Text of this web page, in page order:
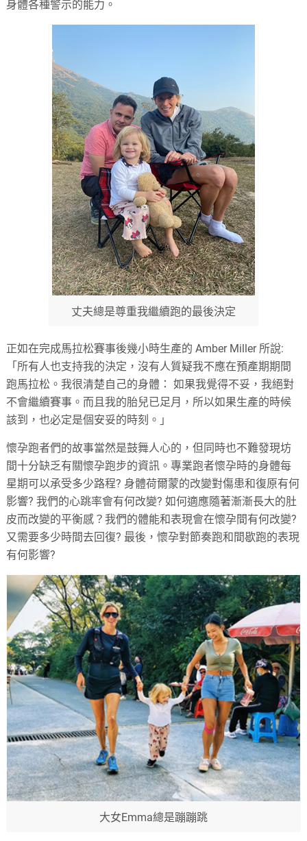
身體各種警示的能力。
丈夫總是尊重我繼續跑的最後決定
正如在完成馬拉松賽事後幾小時生產的 Amber Miller 所說:
「所有人也支持我的決定，沒有人質疑我不應在預產期期間
跑馬拉松。我很清楚自己的身體： 如果我覺得不妥，我絕對
不會繼續賽事。而且我的胎兒已足月，所以如果生產的時候
該到，也必定是個安妥的時刻。」
懷孕跑者們的故事當然是鼓舞人心的，但同時也不難發現坊
間十分缺乏有關懷孕跑步的資訊。專業跑者懷孕時的身體每
星期可以承受多少路程? 身體荷爾蒙的改變對傷患和復原有何
影響? 我們的心跳率會有何改變? 如何適應隨著漸漸長大的肚
皮而改變的平衡感？我們的體能和表現會在懷孕間有何改變?
又需要多少時間去回復? 最後，懷孕對節奏跑和間歇跑的表現
有何影響?
大女Emma總是蹦蹦跳